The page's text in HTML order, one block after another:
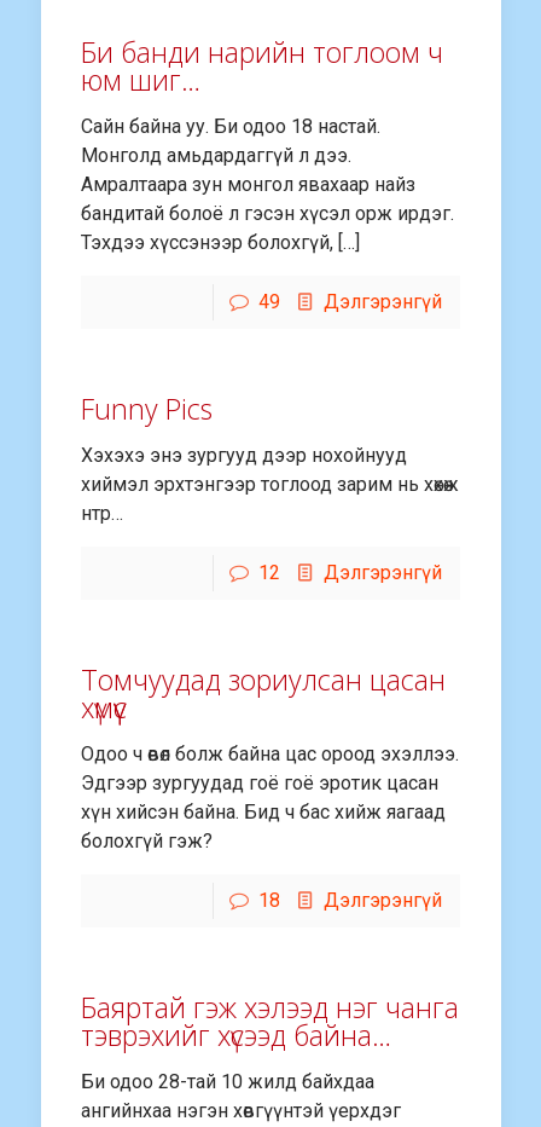
Би банди нарийн тоглоoм ч
юм шиг…
Сайн байна уу. Би одoо 18 настай.
Монголд амьдардаггүй л дээ.
Амралтаара зун монгол явахаар найз
бандитай болоё л гэсэн хүсэл орж ирдэг.
Тэхдээ хүссэнээр болохгүй, […]
49 Дэлгэрэнгүй
Funny Pics
Хэхэхэ энэ зургууд дээр нохойнууд
хиймэл эрхтэнгээр тоглоод зарим нь хөхөж
нтр…
12 Дэлгэрэнгүй
Томчуудад зориулсан цасан
хүмүүс
Одоо ч өвөл болж байна цас ороод эхэллээ.
Эдгээр зургуудад гоё гоё эротик цасан
хүн хийсэн байна. Бид ч бас хийж яагаад
болохгүй гэж?
18 Дэлгэрэнгүй
Баяртай гэж хэлээд нэг чанга
тэврэхийг хүсээд байна…
Би одоо 28-тай 10 жилд байхдаа
ангийнхаа нэгэн хөвгүүнтэй үерхдэг